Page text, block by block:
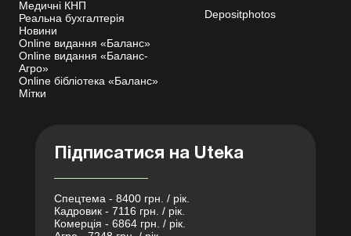
Медичні КНП
Реальна бухгалтерія
Новини
Online видання «Баланс»
Online видання «Баланс-
Агро»
Online бібліотека «Баланс»
Мітки
Depositphotos
Підписатися на Uteka
Спецтема - 8400 грн. / рік.
Кадровик - 7116 грн. / рік.
Комерція - 6864 грн. / рік.